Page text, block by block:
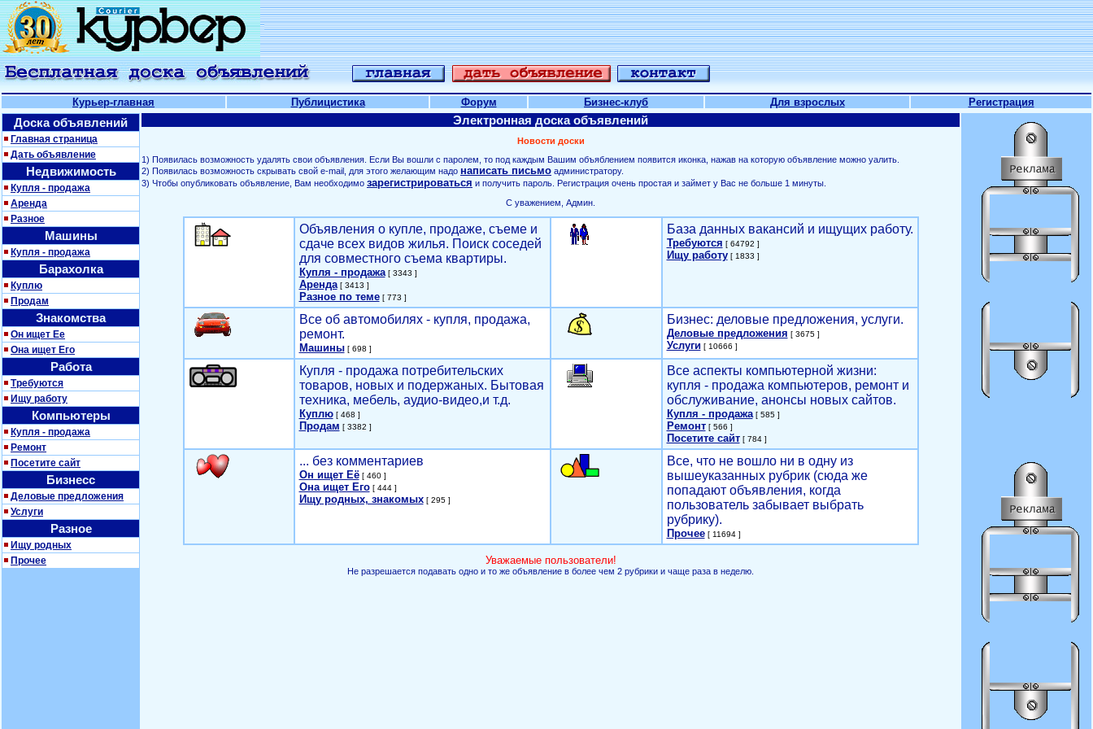
Курьер-главная Публицистика Форум Бизнес-клуб Для взрослых Регистрация
Доска объявлений
Главная страница
Дать объявление
Недвижимость
Купля - продажа
Аренда
Разное
Машины
Купля - продажа
Барахолка
Куплю
Продам
Знакомства
Он ищет Ее
Она ищет Его
Работа
Требуются
Ищу работу
Компьютеры
Купля - продажа
Ремонт
Посетите сайт
Бизнесс
Деловые предложения
Услуги
Разное
Ищу родных
Прочее
Электронная доска объявлений
Новости доски
1) Появилась возможность удалять свои объявления. Если Вы вошли с паролем, то под каждым Вашим объяблением появится иконка, нажав на которую объявление можно уалить.
2) Появилась возможность скрывать свой е-mail, для этого желающим надо написать письмо администратору.
3) Чтобы опубликовать объявление, Вам необходимо зарегистрироваться и получить пароль. Регистрация очень простая и займет у Вас не больше 1 минуты.
С уважением, Админ.
Объявления о купле, продаже, съеме и
сдаче всех видов жилья. Поиск соседей
для совместного съема квартиры.
Купля - продажа[ 3343 ]
Аренда[ 3413 ]
Разное по теме[ 773 ]
База данных вакансий и ищущих работу.
Требуются [ 64792 ]
Ищу работу[ 1833 ]
Все об автомобилях - купля, продажа,
ремонт.
Машины[ 698 ]
Бизнес: деловые предложения, услуги.
Деловые предложения [ 3675 ]
Услуги[ 10666 ]
Купля - продажа потребительских
товаров, новых и подержаных. Бытовая
техника, мебель, аудио-видео,и т.д.
Куплю[ 468 ]
Продам [ 3382 ]
Все аспекты компьютерной жизни:
купля - продажа компьютеров, ремонт и
обслуживание, анонсы новых сайтов.
Купля - продажа[ 585 ]
Ремонт[ 566 ]
Посетите сайт[ 784 ]
... без комментариев
Он ищет Её[ 460 ]
Она ищет Его[ 444 ]
Ищу родных, знакомых[ 295 ]
Все, что не вошло ни в одну из
вышеуказанных рубрик (сюда же
попадают объявления, когда
пользователь забывает выбрать
рубрику).
Прочее[ 11694 ]
Уважаемые пользователи!
Не разрешается подавать одно и то же объявление в более чем 2 рубрики и чаще раза в неделю.